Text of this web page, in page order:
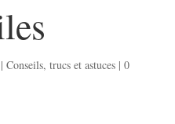
Conseils, trucs et astuces| 0